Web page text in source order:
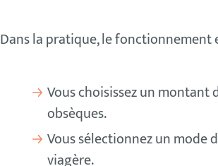
Dans la pratique, le fonctionnement
Vous choisissez un
obsèques.
Vous sélectionnez un mode
viagère.